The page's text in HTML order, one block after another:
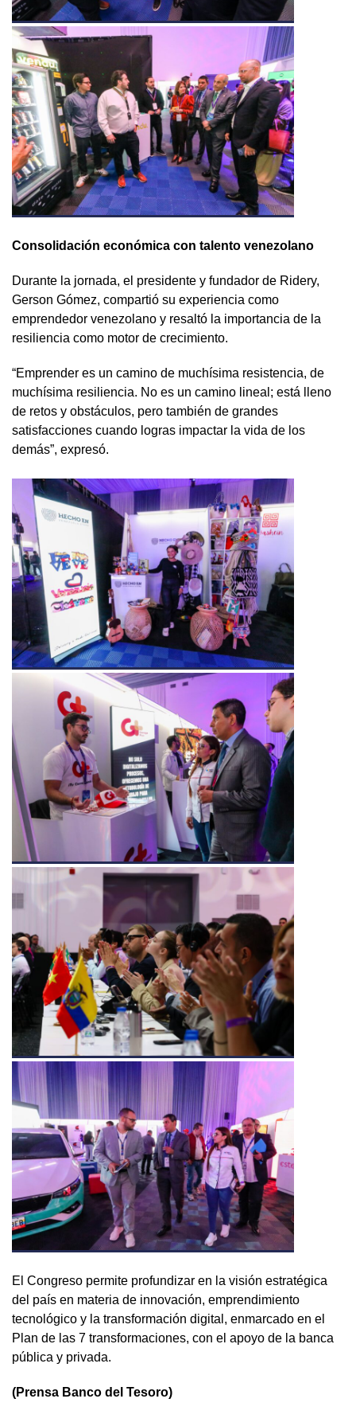
Consolidación económica con talento venezolano
Durante la jornada, el presidente y fundador de Ridery,
Gerson Gómez, compartió su experiencia como
emprendedor venezolano y resaltó la importancia de la
resiliencia como motor de crecimiento.
“Emprender es un camino de muchísima resistencia, de
muchísima resiliencia. No es un camino lineal; está lleno
de retos y obstáculos, pero también de grandes
satisfacciones cuando logras impactar la vida de los
demás”, expresó.
El Congreso permite profundizar en la visión estratégica
del país en materia de innovación, emprendimiento
tecnológico y la transformación digital, enmarcado en el
Plan de las 7 transformaciones, con el apoyo de la banca
pública y privada.
(Prensa Banco del Tesoro)